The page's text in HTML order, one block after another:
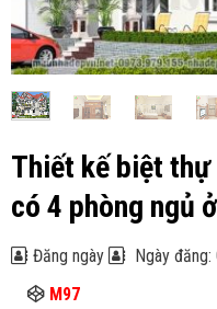
Thiết kế biệt
có 4 phòng ngủ
Đăng ngày Ngày
M97